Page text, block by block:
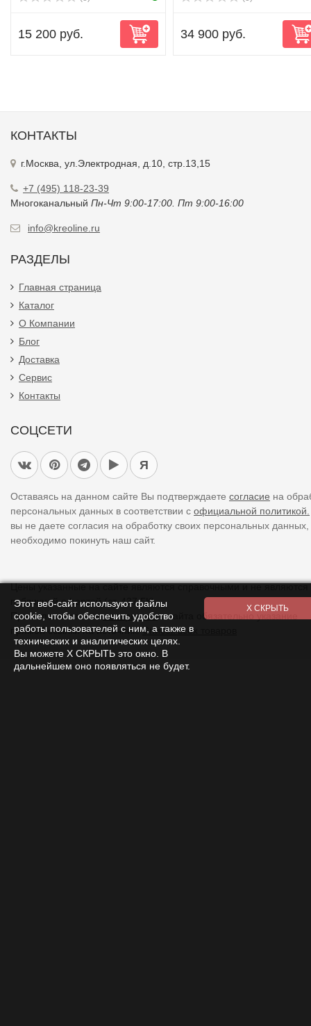
15 200 руб. 34 900 руб.
КОНТАКТЫ
г.Москва, ул.Электродная, д.10, стр.13,15
+7 (495) 118-23-39
Многоканальный Пн-Чт 9:00-17:00. Пт 9:00-16:00
info@kreoline.ru
РАЗДЕЛЫ
Главная страница
Каталог
О Компании
Блог
Доставка
Сервис
Контакты
СОЦСЕТИ
Я
Оставаясь на данном сайте Вы подтверждаете
на
официальной политикой.
вы не даете согласия на обработку своих персональных
необходимо покинуть наш сайт.
Цены указанные на сайте являются справочными и не являются
При использовании
материалов
с сайта обязательно указание
прямой ссылки на источник.Список всех товаров
Этот веб-сайт используют файлы
cookie, чтобы обеспечить удобство
работы пользователей с ним, а также в
технических и аналитических целях.
Вы можете Х СКРЫТЬ это окно. В
дальнейшем оно появляться не будет.